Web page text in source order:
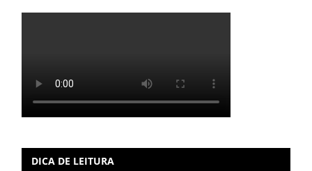
DICA DE LEITURA